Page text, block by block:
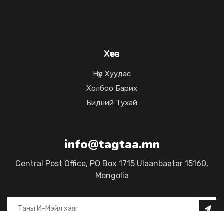
Хөтөч
Нүүр Хуудас
Холбоо Барих
Бидний Тухай
info@tagtaa.mn
Central Post Office, PO Box 1715 Ulaanbaatar 15160,
Mongolia